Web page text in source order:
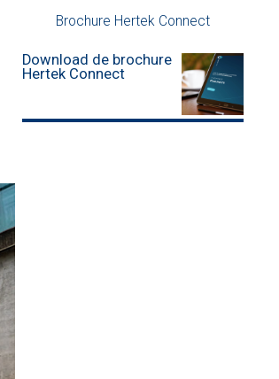
Brochure Hertek Connect
Download de brochure
Hertek Connect